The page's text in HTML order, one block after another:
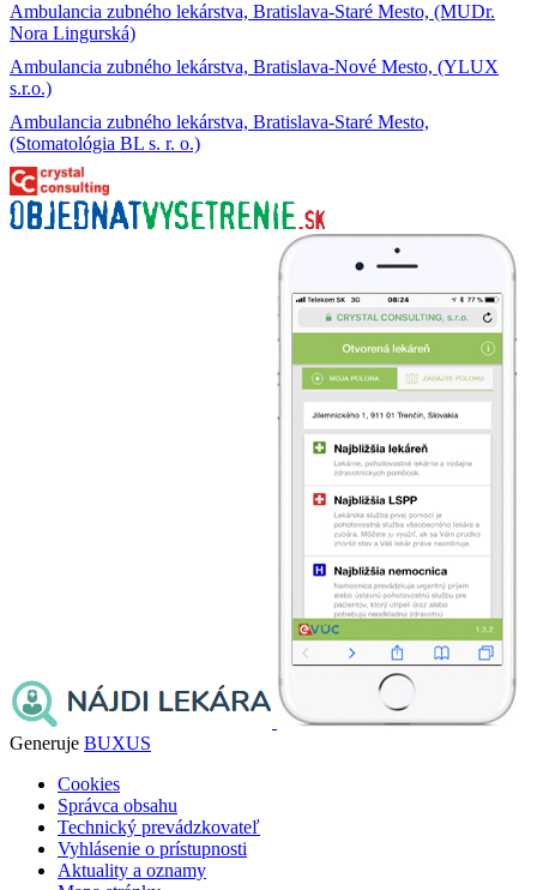
Ambulancia zubného lekárstva, Bratislava-Staré Mesto, (MUDr.
Nora Lingurská)
Ambulancia zubného lekárstva, Bratislava-Nové Mesto, (YLUX
s.r.o.)
Ambulancia zubného lekárstva, Bratislava-Staré Mesto,
(Stomatológia BL s. r. o.)
Generuje BUXUS
Cookies
Správca obsahu
Technický prevádzkovateľ
Vyhlásenie o prístupnosti
Aktuality a oznamy